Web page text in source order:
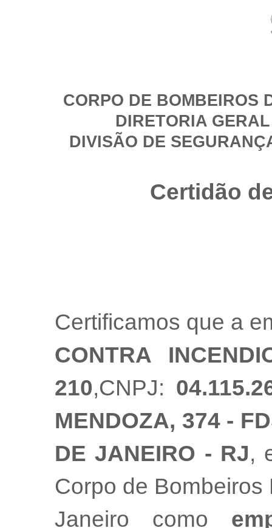
CORPO DE BOMBEIROS
DIRETORIA
DIVISÃO DE
Certidão
Certificamos que a
CONTRA
210,CNPJ:
MENDOZA, 374 -
DE JANEIRO - RJ,
Corpo de
Janeiro como